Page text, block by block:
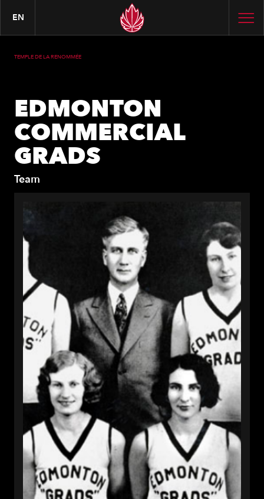
EN
TEMPLE DE LA RENOMMÉE
EDMONTON
COMMERCIAL
GRADS
Team